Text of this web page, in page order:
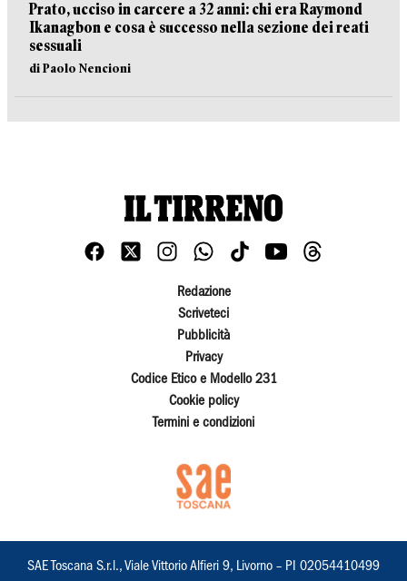
Prato, ucciso in carcere a 32 anni: chi era Raymond
Ikanagbon e cosa è successo nella sezione dei reati
sessuali
di Paolo Nencioni
Redazione
Scriveteci
Pubblicità
Privacy
Codice Etico e Modello 231
Cookie policy
Termini e condizioni
SAE Toscana S.r.l., Viale Vittorio Alfieri 9, Livorno – PI 02054410499